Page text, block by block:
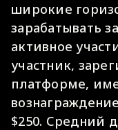
широкие
зарабатывать
активное
участник,
платформе,
$250. Средний